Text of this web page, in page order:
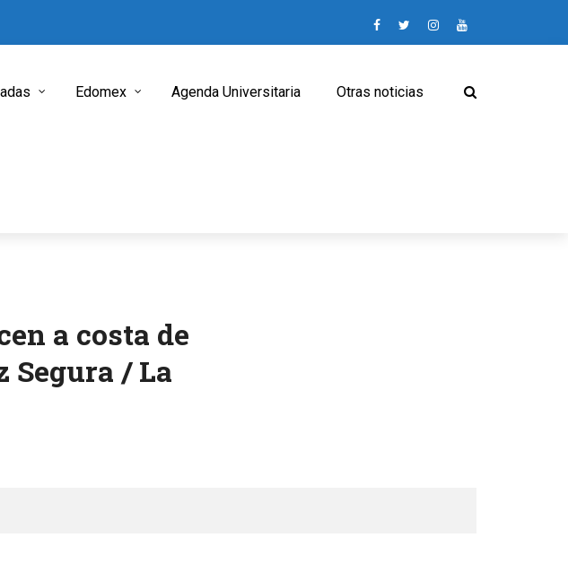
Edomex Agenda Universitaria Otras noticias
a costa de
Segura / La